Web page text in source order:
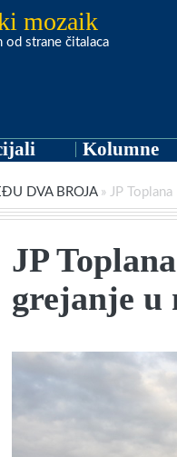
mozaik
od strane čitalaca
Kolumne
DVA BROJA» JP
JP
grejanje u